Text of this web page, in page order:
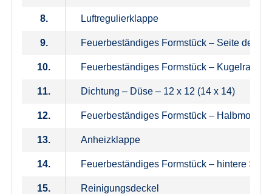
8. Luftregulierklappe
9. Feuerbeständiges Formstück – Seite der
10. Feuerbeständiges Formstück – Kugelraum
11. Dichtung – Düse – 12 x 12 (14 x 14)
12. Feuerbeständiges Formstück – Halbmond
13. Anheizklappe
14. Feuerbeständiges Formstück – hintere
15. Reinigungsdeckel